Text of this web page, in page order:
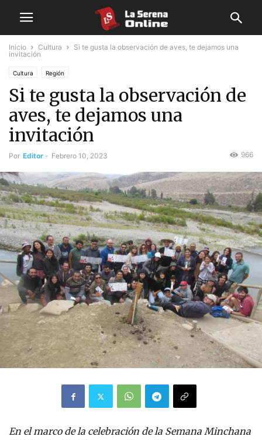
Inicio Cultura
Si te gusta la observación de aves, te dejamos una
invitación
Cultura Región
Si te gusta la observación de
aves, te dejamos una
invitación
Por Editor - Febrero 10, 2023 966
En el marco de la celebración de la Semana Minchana